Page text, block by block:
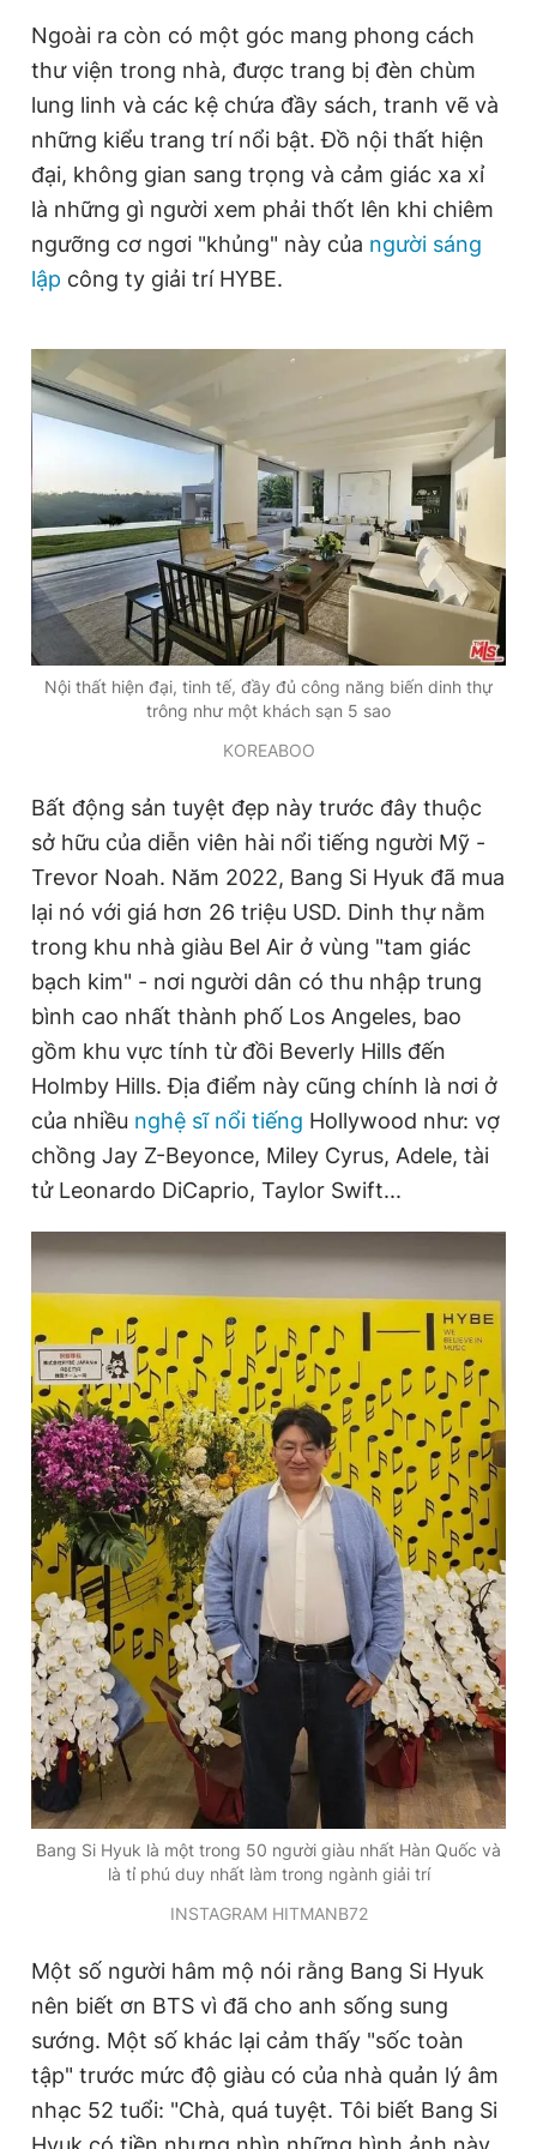
Giấy phép xuất bản số 110/GP - BTTTT cấp ngày 24.3.2020
© 2003-2026 Bản quyền thuộc về Báo Thanh Niên. Cấm sao
chép dưới mọi hình thức nếu không có sự chấp thuận bằng văn
bản. Phát triển bởi ePi Technologies, JSC.
Ngoài ra còn có một góc mang phong cách
thư viện trong nhà, được trang bị đèn chùm
lung linh và các kệ chứa đầy sách, tranh vẽ và
những kiểu trang trí nổi bật. Đồ nội thất hiện
đại, không gian sang trọng và cảm giác xa xỉ
là những gì người xem phải thốt lên khi chiêm
ngưỡng cơ ngơi "khủng" này của người sáng
lập công ty giải trí HYBE.
Nội thất hiện đại, tinh tế, đầy đủ công năng biến dinh thự
trông như một khách sạn 5 sao
KOREABOO
Bất động sản tuyệt đẹp này trước đây thuộc
sở hữu của diễn viên hài nổi tiếng người Mỹ -
Trevor Noah. Năm 2022, Bang Si Hyuk đã mua
lại nó với giá hơn 26 triệu USD. Dinh thự nằm
trong khu nhà giàu Bel Air ở vùng "tam giác
bạch kim" - nơi người dân có thu nhập trung
bình cao nhất thành phố Los Angeles, bao
gồm khu vực tính từ đồi Beverly Hills đến
Holmby Hills. Địa điểm này cũng chính là nơi ở
của nhiều nghệ sĩ nổi tiếng Hollywood như: vợ
chồng Jay Z-Beyonce, Miley Cyrus, Adele, tài
tử Leonardo DiCaprio, Taylor Swift...
Bang Si Hyuk là một trong 50 người giàu nhất Hàn Quốc và
là tỉ phú duy nhất làm trong ngành giải trí
INSTAGRAM HITMANB72
Một số người hâm mộ nói rằng Bang Si Hyuk
nên biết ơn BTS vì đã cho anh sống sung
sướng. Một số khác lại cảm thấy "sốc toàn
tập" trước mức độ giàu có của nhà quản lý âm
nhạc 52 tuổi: "Chà, quá tuyệt. Tôi biết Bang Si